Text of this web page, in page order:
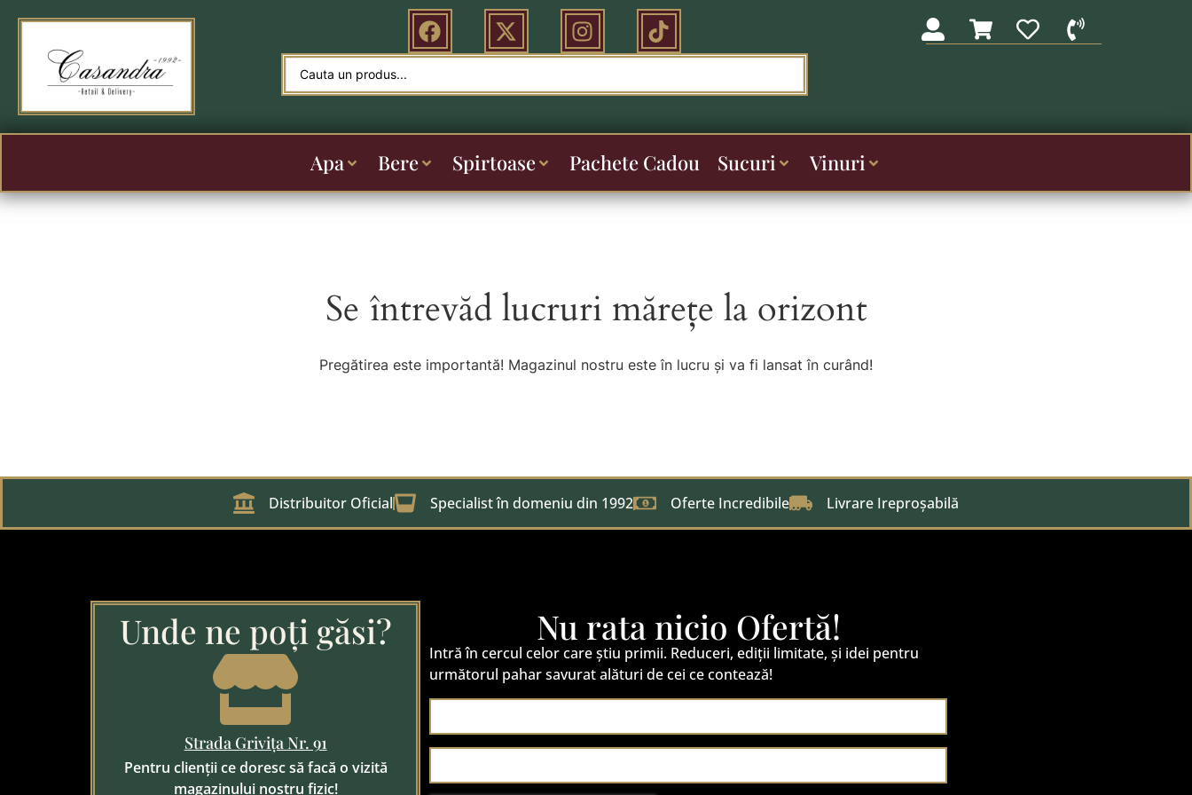
Apa Bere Spirtoase Pachete Cadou Sucuri Vinuri
Se întrevăd lucruri mărețe la orizont
Pregătirea este importantă! Magazinul nostru este în lucru și va fi lansat în curând!
Distribuitor Oficial Specialist în domeniu din 1992 Oferte Incredibile Livrare Ireproșabilă
Unde ne poți găsi?
Strada Grivița Nr. 91
Pentru clienții ce doresc să facă o vizită
magazinului nostru fizic!
Nu rata nicio Ofertă!
Intră în cercul celor care știu primii. Reduceri, ediții limitate, și idei pentru
următorul pahar savurat alături de cei ce contează!